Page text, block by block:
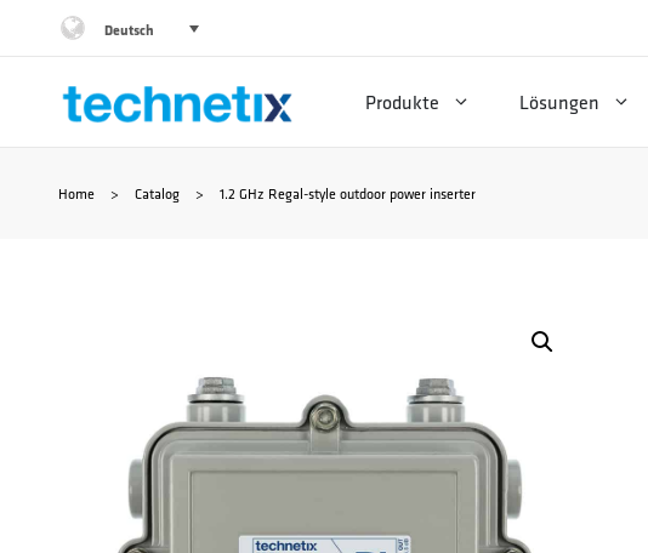
Deutsch
Produkte Lösungen
Home > Catalog > 1.2 GHz Regal-style outdoor power inserter